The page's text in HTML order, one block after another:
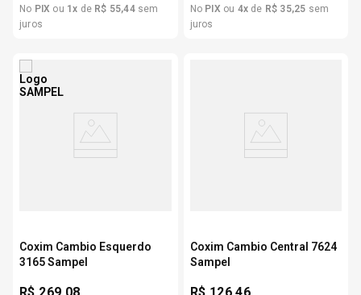
No PIX ou 1x de R$ 55,44sem
juros
No PIX ou 4xde R$ 35,25 sem
juros
Coxim Cambio Esquerdo
3165 Sampel
Coxim Cambio Central 7624
Sampel